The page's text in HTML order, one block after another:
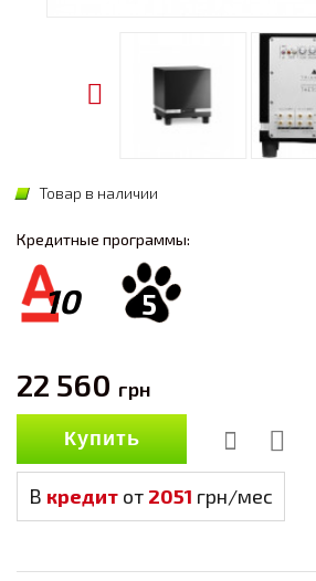
Товар в наличии
Кредитные программы:
10 5
22 560 грн
Купить
В кредит от 2051 грн/мес